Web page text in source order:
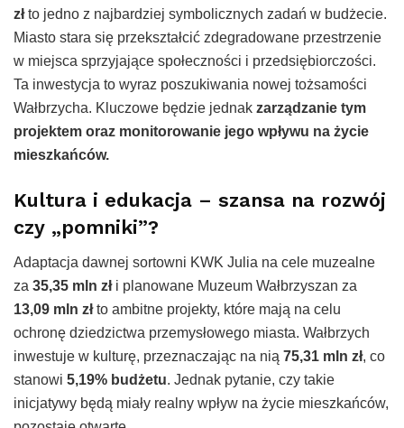
złto jedno z najbardziej symbolicznych zadań w budżecie.
Miasto stara się przekształcić zdegradowane przestrzenie
w miejsca sprzyjające społeczności i przedsiębiorczości.
Ta inwestycja to wyraz poszukiwania nowej tożsamości
Wałbrzycha. Kluczowe będzie jednak zarządzanie tym
projektem oraz monitorowanie jego wpływu na życie
mieszkańców.
Kultura i edukacja – szansa na rozwój
czy „pomniki”?
Adaptacja dawnej sortowni KWK Julia na cele muzealne
za 35,35 mln złi planowane Muzeum Wałbrzyszan za
13,09 mln złto ambitne projekty, które mają na celu
ochronę dziedzictwa przemysłowego miasta. Wałbrzych
inwestuje w kulturę, przeznaczając na nią 75,31 mln zł, co
stanowi 5,19% budżetu. Jednak pytanie, czy takie
inicjatywy będą miały realny wpływ na życie mieszkańców,